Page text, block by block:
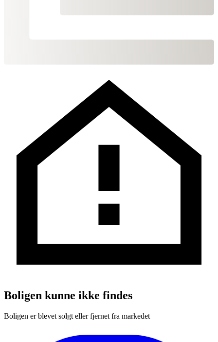
Boligen kunne ikke findes
Boligen er blevet solgt eller fjernet fra markedet